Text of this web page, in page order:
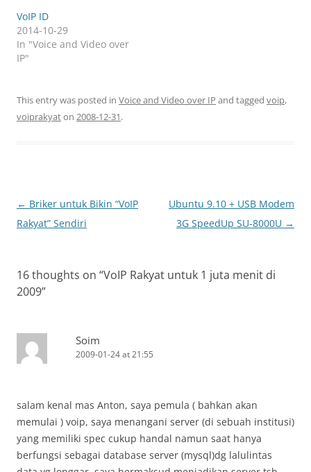
VoIP ID
2014-10-29
In "Voice and Video over
IP"
This entry was posted in Voice and Video over IP and tagged voip,
voiprakyaton 2008-12-31.
Post
navigation
← Briker untuk Bikin “VoIP
Rakyat” Sendiri
Ubuntu 9.10 + USB Modem
3G SpeedUp SU-8000U →
16 thoughts on “VoIP Rakyat untuk 1 juta menit di
2009”
Soim
2009-01-24 at 21:55
salam kenal mas Anton, saya pemula ( bahkan akan
memulai ) voip, saya menangani server (di sebuah institusi)
yang memiliki spec cukup handal namun saat hanya
berfungsi sebagai database server (mysql)dg lalulintas